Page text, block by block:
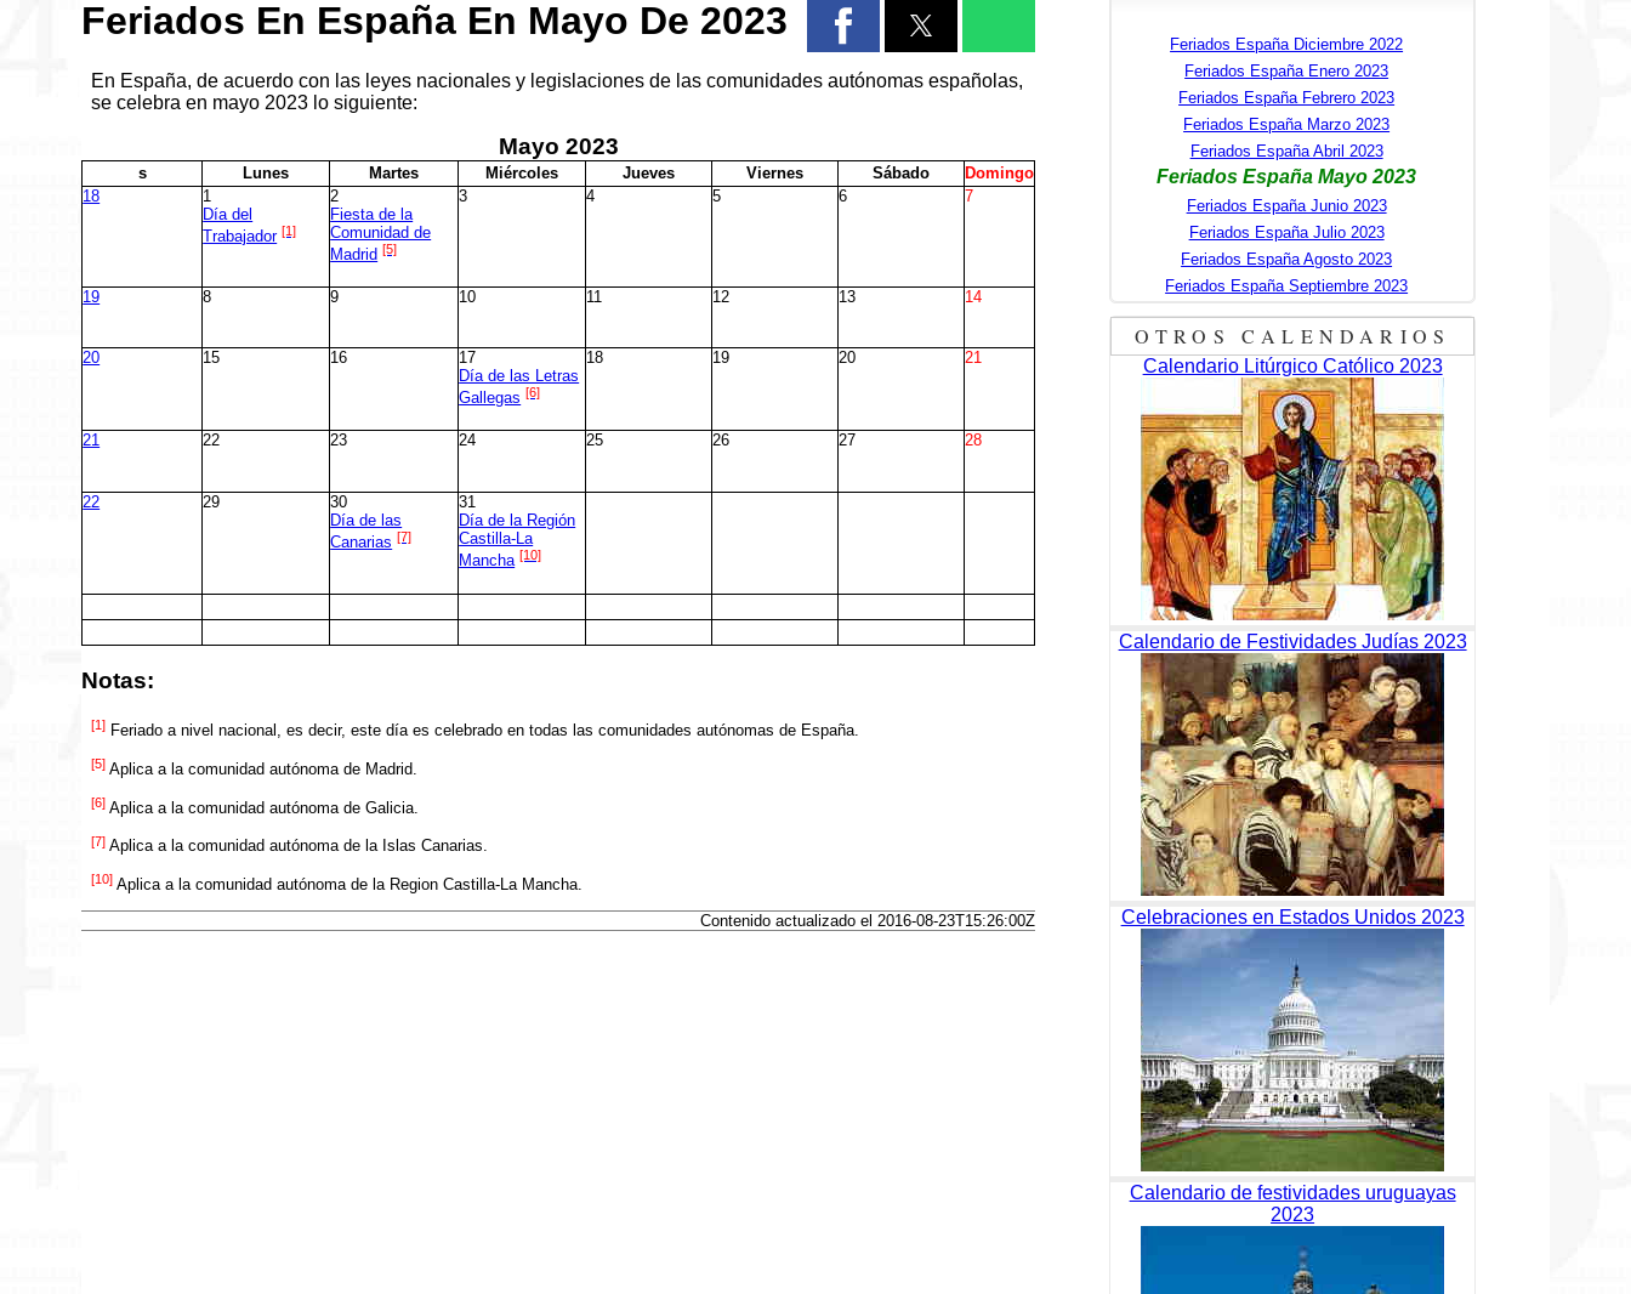
Feriados En España En Mayo De 2023
En España, de acuerdo con las leyes nacionales y legislaciones de las comunidades autónomas españolas,
se celebra en mayo 2023 lo siguiente:
Mayo 2023
s Lunes Martes Miércoles Jueves Viernes Sábado Domingo
18
1
Día del
Trabajador [1]
2
Fiesta de la
Comunidad de
Madrid [5]
3 4 5 6 7
19 8 9 10 11 12 13 14
20 15 16
17
Día de las Letras
Gallegas [6]
18 19 20 21
21 22 23 24 25 26 27 28
22 29
30
Día de las
Canarias [7]
31
Día de la Región
Castilla-La
Mancha [10]
Notas:
[1] Feriado a nivel nacional, es decir, este día es celebrado en todas las comunidades autónomas de España.
[5] Aplica a la comunidad autónoma de Madrid.
[6] Aplica a la comunidad autónoma de Galicia.
[7] Aplica a la comunidad autónoma de la Islas Canarias.
[10] Aplica a la comunidad autónoma de la Region Castilla-La Mancha.
Contenido actualizado el 2016-08-23T15:26:00Z
Feriados España Diciembre 2022
Feriados España Enero 2023
Feriados España Febrero 2023
Feriados España Marzo 2023
Feriados España Abril 2023
Feriados España Mayo 2023
Feriados España Junio 2023
Feriados España Julio 2023
Feriados España Agosto 2023
Feriados España Septiembre 2023
OTROS CALENDARIOS
Calendario Litúrgico Católico 2023
Calendario de Festividades Judías 2023
Celebraciones en Estados Unidos 2023
Calendario de festividades uruguayas
2023